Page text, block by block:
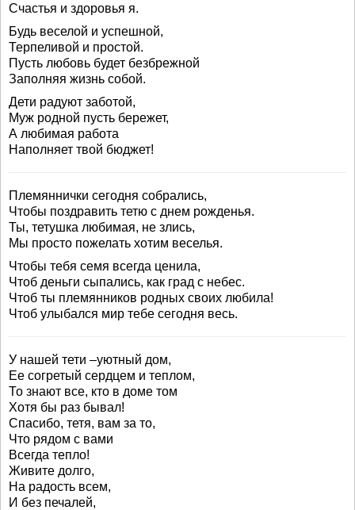
Счастья и здоровья я.
Будь веселой и успешной,
Терпеливой и простой.
Пусть любовь будет безбрежной
Заполняя жизнь собой.
Дети радуют заботой,
Муж родной пусть бережет,
А любимая работа
Наполняет твой бюджет!
Племяннички сегодня собрались,
Чтобы поздравить тетю с днем рожденья.
Ты, тетушка любимая, не злись,
Мы просто пожелать хотим веселья.
Чтобы тебя семя всегда ценила,
Чтоб деньги сыпались, как град с небес.
Чтоб ты племянников родных своих любила!
Чтоб улыбался мир тебе сегодня весь.
У нашей тети –уютный дом,
Ее согретый сердцем и теплом,
То знают все, кто в доме том
Хотя бы раз бывал!
Спасибо, тетя, вам за то,
Что рядом с вами
Всегда тепло!
Живите долго,
На радость всем,
И без печалей,